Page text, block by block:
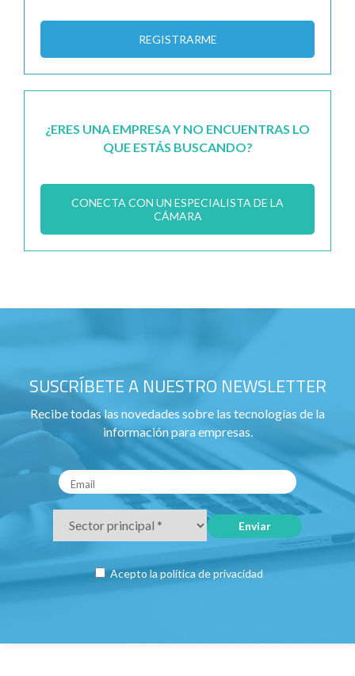
REGISTRARME
¿ERES UNA EMPRESA Y NO ENCUENTRAS LO
QUE ESTÁS BUSCANDO?
CONECTA CON UN ESPECIALISTA DE LA
CÁMARA
SUSCRÍBETE A NUESTRO NEWSLETTER
Recibe todas las novedades sobre las tecnologías de la
información para empresas.
Acepto la política de privacidad